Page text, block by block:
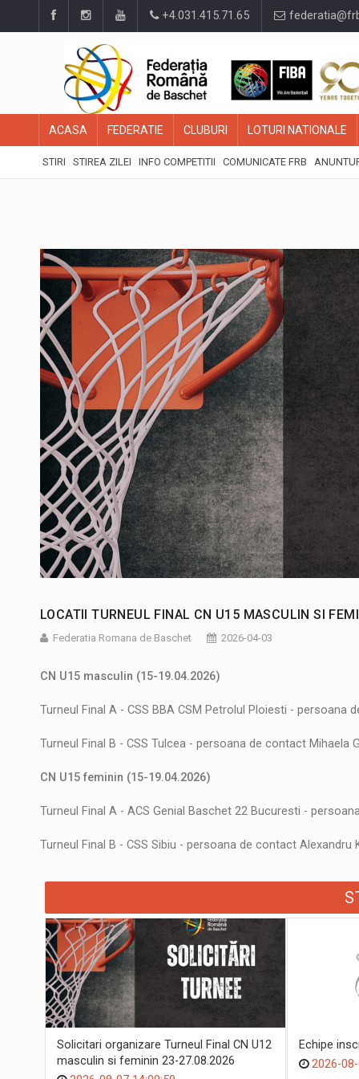
+4.031.415.71.65
ACASA FEDERATIE CLUBURI LOTURI NATIONALE
STIRI STIREA ZILEI INFO COMPETITII COMUNICATE FRB
LOCATII TURNEUL FINAL CN U15 MASCULIN SI
Federatia Romana de Baschet 2026-04-03
CN U15 masculin (15-19.04.2026)
Turneul Final A - CSS BBA CSM Petrolul Ploiesti - persoana
Turneul Final B - CSS Tulcea - persoana de contact Mihaela
CN U15 feminin (15-19.04.2026)
Turneul Final A - ACS Genial Baschet 22 Bucuresti -
Turneul Final B - CSS Sibiu - persoana de contact Alexandru
Solicitari organizare Turneul Final CN U12
masculin si feminin 23-27.08.2026
Echipe
2026-